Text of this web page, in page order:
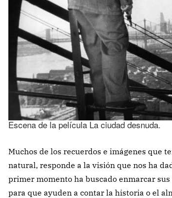
Escena de la película La ciudad desnuda.
Muchos de los recuerdos e imágenes que
natural, responde a la visión que nos ha
primer momento ha buscado enmarcar
para que ayuden a contar la historia o el